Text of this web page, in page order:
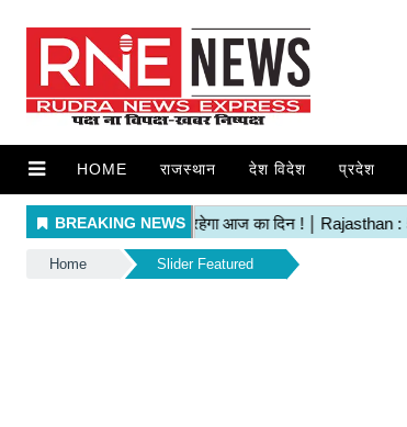
HOME राजस्थान देश विदेश प्रदेश
Home Slider Featured